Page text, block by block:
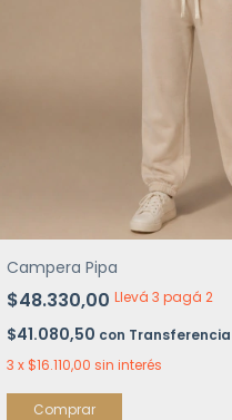
Campera Pipa
$48.330,00 Llevá 3 pagá 2
$41.080,50 con
3 x $16.110,00 sin interés
Comprar